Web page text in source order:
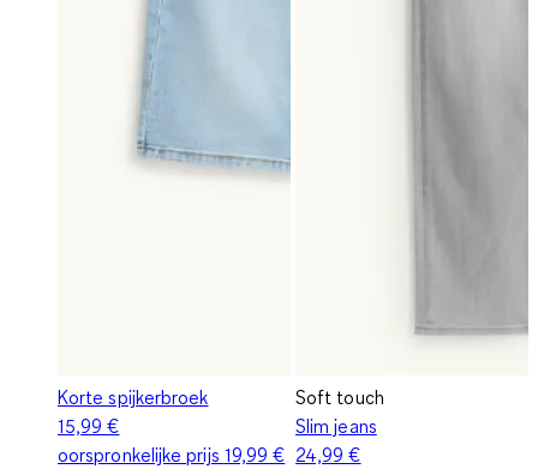
Korte spijkerbroek
15,99 €
oorspronkelijke prijs 19,99 €
Soft touch
Slim jeans
24,99 €